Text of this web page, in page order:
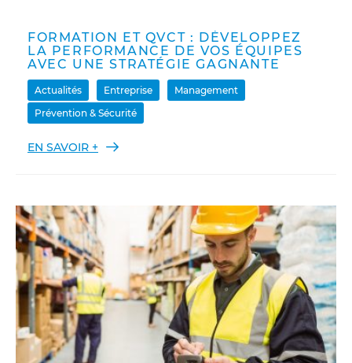
FORMATION ET QVCT : DÉVELOPPEZ
LA PERFORMANCE DE VOS ÉQUIPES
AVEC UNE STRATÉGIE GAGNANTE
Actualités Entreprise
Management
Prévention & Sécurité
EN SAVOIR +